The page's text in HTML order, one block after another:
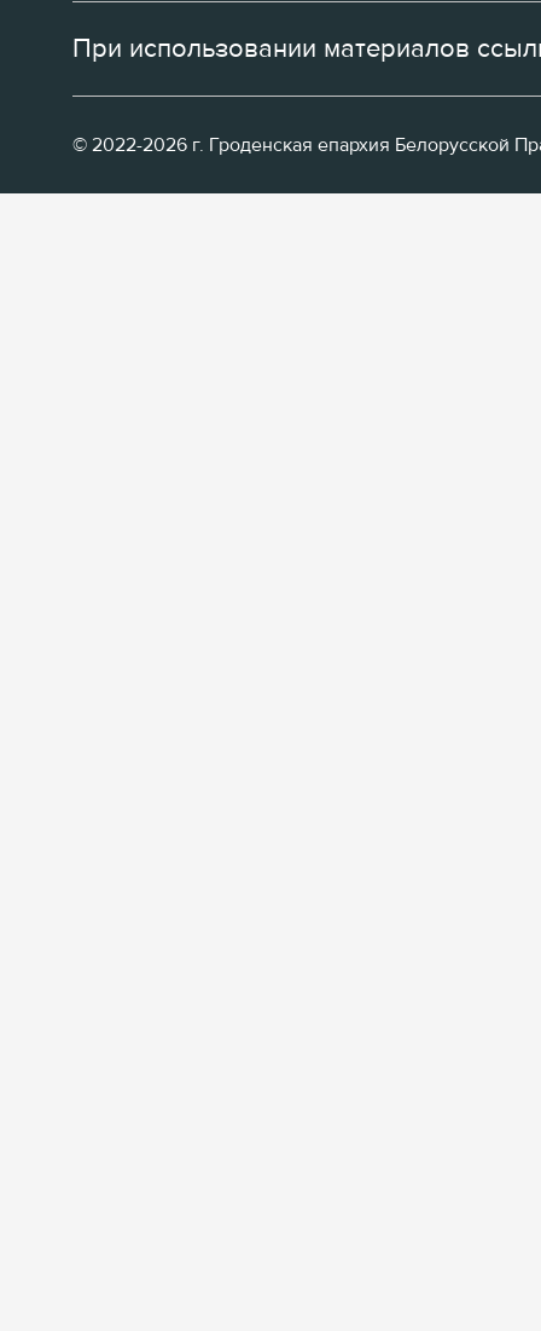
При использовании материалов
© 2022-2026 г. Гроденская епархия Белорусской